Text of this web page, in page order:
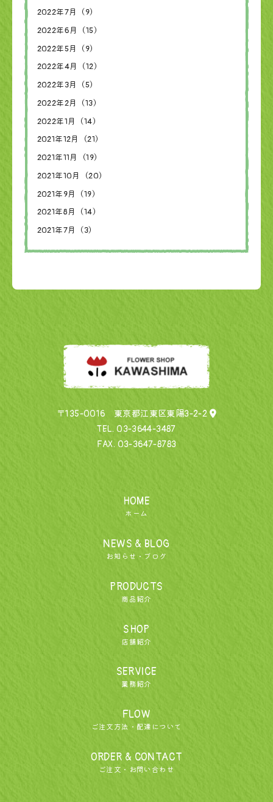
2022年7月（9）
2022年6月（15）
2022年5月（9）
2022年4月（12）
2022年3月（5）
2022年2月（13）
2022年1月（14）
2021年12月（21）
2021年11月（19）
2021年10月（20）
2021年9月（19）
2021年8月（14）
2021年7月（3）
〒135-0016 東京都江東区東陽3-2-2
TEL.03-3644-3487
FAX. 03-3647-8783
HOME
ホーム
NEWS & BLOG
お知らせ・ブログ
PRODUCTS
商品紹介
SHOP
店舗紹介
SERVICE
業務紹介
FLOW
ご注文方法・配達について
ORDER & CONTACT
ご注文・お問い合わせ